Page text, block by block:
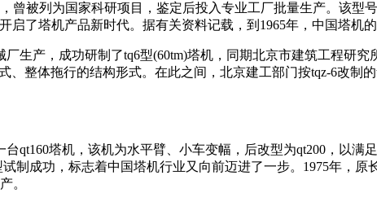
曾被列为国家科研项目，鉴定后投入专业工厂批量生产。该型
启了塔机产品新时代。据有关资料记载，到1965年，中国塔机的
生产，成功研制了tq6型(60tm)塔机，同期北京市建筑工程研究
、整体拖行的结构形式。在此之间，北京建工部门按tqz-6改制
qt160塔机，该机为水平臂、小车变幅，后改型为qt200，以满
制成功，标志着中国塔机行业又向前迈进了一步。1975年，
。